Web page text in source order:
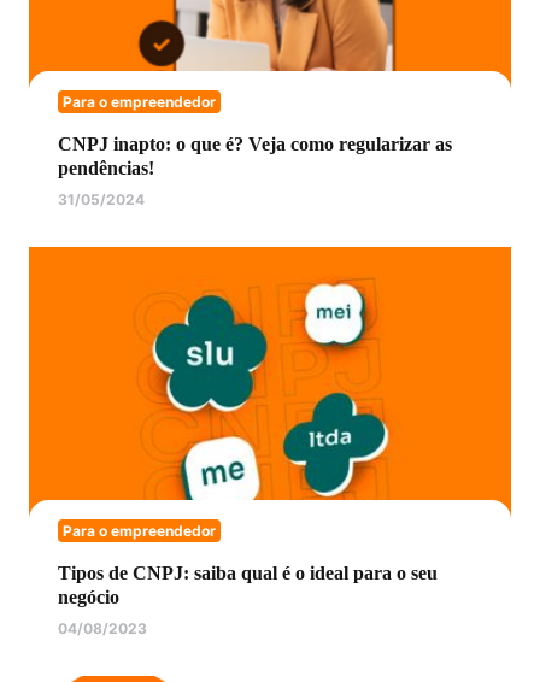
Para o empreendedor
CNPJ inapto: o que é? Veja como regularizar as
pendências!
31/05/2024
Para o empreendedor
Tipos de CNPJ: saiba qual é o ideal para o seu
negócio
04/08/2023